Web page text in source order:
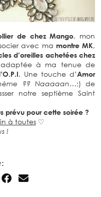
de chez Mango, mon
avec ma montre MK,
d’oreilles achetées chez
adaptée à ma tenue de
. Une touche d’Amor
?? Naaaaan…;) de
notre septième Saint
prévu pour cette soirée ?
à toutes♡
!